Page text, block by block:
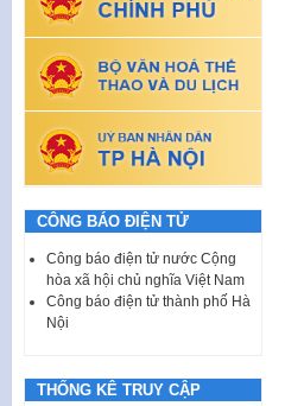
CÔNG BÁO ĐIỆN TỬ
Công báo điện tử nước Cộng
hòa xã hội chủ nghĩa Việt Nam
Công báo điện tử thành phố Hà
Nội
THỐNG KÊ TRUY CẬP